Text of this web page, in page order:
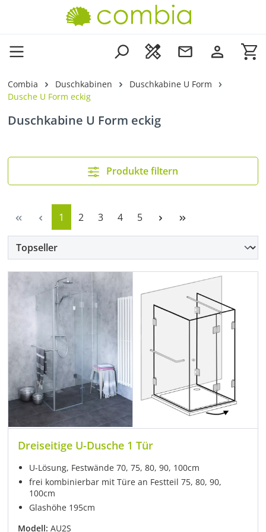
Zum Hauptinhalt springen
Combia Duschkabinen
Duschkabine U Form
Dusche U Form eckig
Duschkabine U Form eckig
Produkte filtern
Seite
1 Seite
2 Seite
3 Seite
4 Seite
5
Dreiseitige U-Dusche 1 Tür
U-Lösung, Festwände 70, 75, 80, 90, 100cm
frei kombinierbar mit Türe an Festteil 75, 80, 90,
100cm
Glashöhe 195cm
Modell: AU2S